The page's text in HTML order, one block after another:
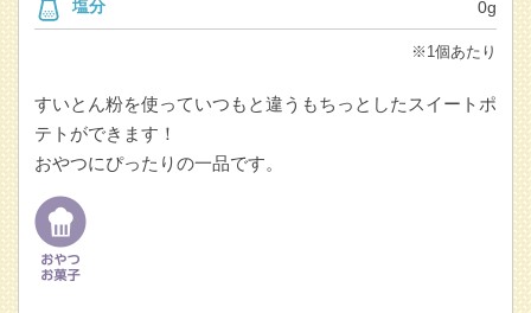
塩分 0g
※1個あたり
すいとん粉を使っていつもと違うもちっとしたスイートポ
テトができます！
おやつにぴったりの一品です。